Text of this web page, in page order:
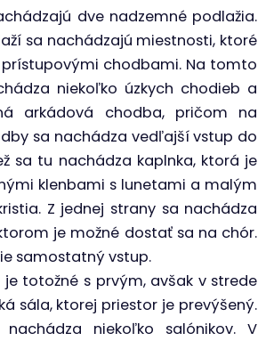
dve nadzemné podlažia.
sa nachádzajú miestnosti, ktoré
prístupovými chodbami. Na tomto
niekoľko úzkych chodieb a
arkádová chodba, pričom na
sa nachádza vedľajší vstup do
sa tu nachádza kaplnka, ktorá je
klenbami s lunetami a malým
Z jednej strany sa nachádza
je možné dostať sa na chór.
samostatný vstup.
je totožné s prvým, avšak v strede
sála, ktorej priestor je prevýšený.
niekoľko salónikov. V